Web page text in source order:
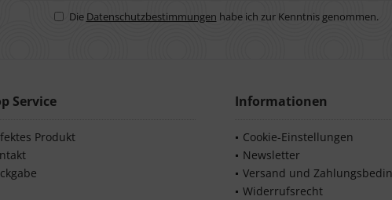
Die Datenschutzbestimmungen habe ich zur Kenntnis genommen.
Service
Produkt
Informationen
Cookie-Einstellungen
Newsletter
Versand und
Widerrufsrecht